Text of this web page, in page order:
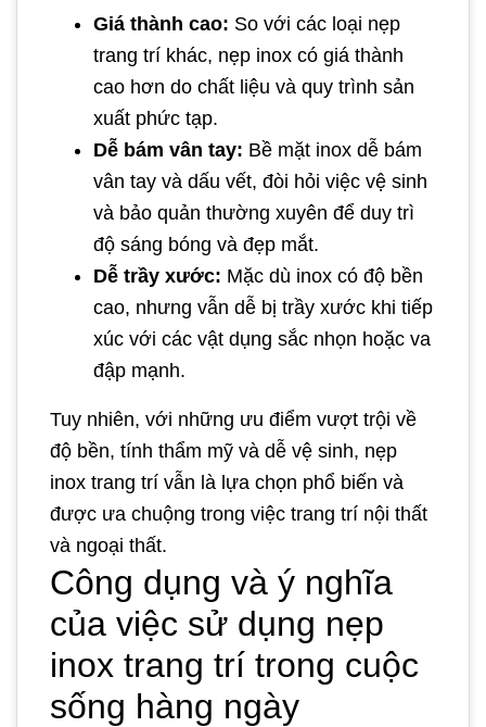
Giá thành cao: So với các loại nẹp
trang trí khác, nẹp inox có giá thành
cao hơn do chất liệu và quy trình sản
xuất phức tạp.
Dễ bám vân tay: Bề mặt inox dễ bám
vân tay và dấu vết, đòi hỏi việc vệ sinh
và bảo quản thường xuyên để duy trì
độ sáng bóng và đẹp mắt.
Dễ trầy xước: Mặc dù inox có độ bền
cao, nhưng vẫn dễ bị trầy xước khi tiếp
xúc với các vật dụng sắc nhọn hoặc va
đập mạnh.
Tuy nhiên, với những ưu điểm vượt trội về
độ bền, tính thẩm mỹ và dễ vệ sinh, nẹp
inox trang trí vẫn là lựa chọn phổ biến và
được ưa chuộng trong việc trang trí nội thất
và ngoại thất.
Công dụng và ý nghĩa
của việc sử dụng nẹp
inox trang trí trong cuộc
sống hàng ngày